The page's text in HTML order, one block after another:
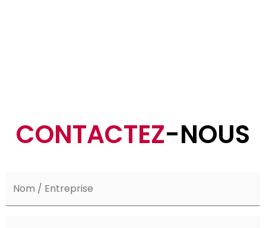
CONTACTEZ-NOUS